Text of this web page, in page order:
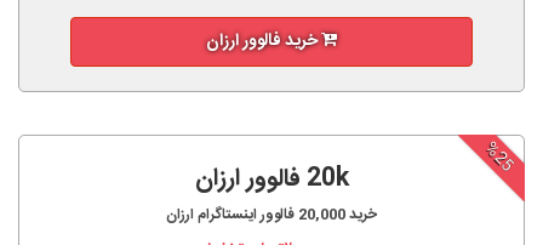
خرید فالوور ارزان
%25
20k فالوور ارزان
خرید20,000 فالوور اینستاگرام ارزان